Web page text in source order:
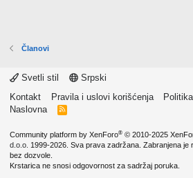
Članovi
Svetli stil
Srpski
Kontakt
Pravila i uslovi korišćenja
Naslovna
R
Community platform by XenForo® © 2010-2025
d.o.o. 1999-2026. Sva prava zadržana. Zabranjena je
bez dozvole.
Krstarica ne snosi odgovornost za sadržaj poruka.